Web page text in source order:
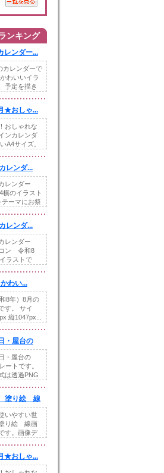
ンキング
レンダー...
カレンダーで
わいいイラ
予定を描き
★おしゃ...
おしゃれな
ンカレンダ
A4サイズ。
レンダ...
レンダー
のイラスト
テーマにお祭
レンダ...
レンダー
ン 令和8
ラストで
わい...
8年）8月の
す。 サイ
縦1047px...
・屋台の
・屋台の
ートです。
は透過PNG
塗り絵 線
いやすい世
り絵 線画
す。画像デ
★おしゃ...